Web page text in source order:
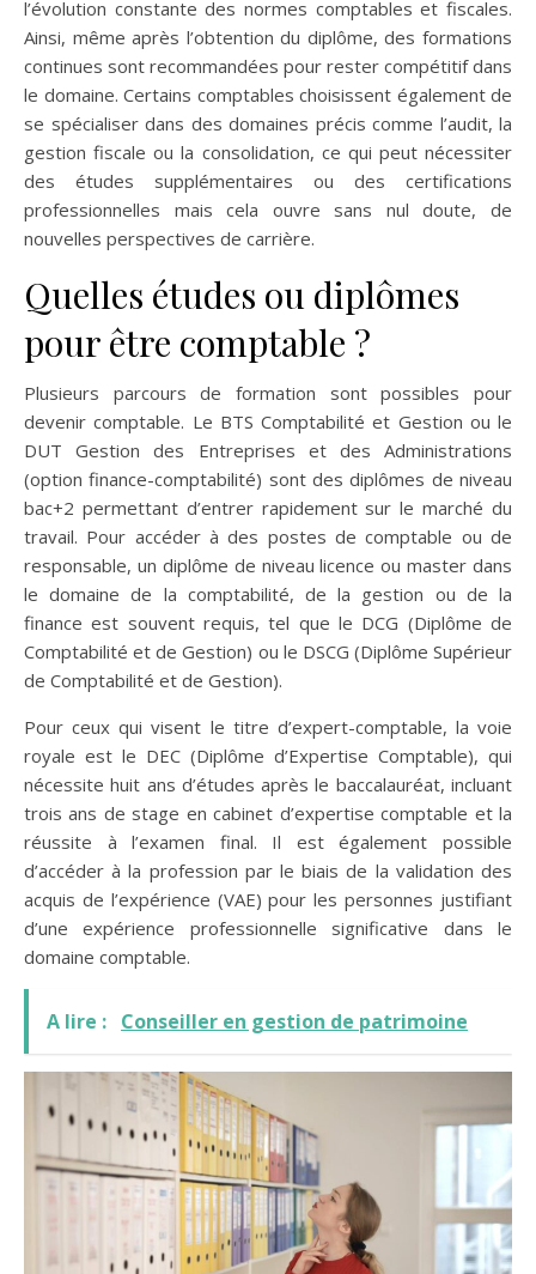
l’évolution constante des normes comptables et fiscales.
Ainsi, même après l’obtention du diplôme, des formations
continues sont recommandées pour rester compétitif dans
le domaine. Certains comptables choisissent également de
se spécialiser dans des domaines précis comme l’audit, la
gestion fiscale ou la consolidation, ce qui peut nécessiter
des études supplémentaires ou des certifications
professionnelles mais cela ouvre sans nul doute, de
nouvelles perspectives de carrière.
Quelles études ou diplômes
pour être comptable ?
Plusieurs parcours de formation sont possibles pour
devenir comptable. Le BTS Comptabilité et Gestion ou le
DUT Gestion des Entreprises et des Administrations
(option finance-comptabilité) sont des diplômes de niveau
bac+2 permettant d’entrer rapidement sur le marché du
travail. Pour accéder à des postes de comptable ou de
responsable, un diplôme de niveau licence ou master dans
le domaine de la comptabilité, de la gestion ou de la
finance est souvent requis, tel que le DCG (Diplôme de
Comptabilité et de Gestion) ou le DSCG (Diplôme Supérieur
de Comptabilité et de Gestion).
Pour ceux qui visent le titre d’expert-comptable, la voie
royale est le DEC (Diplôme d’Expertise Comptable), qui
nécessite huit ans d’études après le baccalauréat, incluant
trois ans de stage en cabinet d’expertise comptable et la
réussite à l’examen final. Il est également possible
d’accéder à la profession par le biais de la validation des
acquis de l’expérience (VAE) pour les personnes justifiant
d’une expérience professionnelle significative dans le
domaine comptable.
A lire : Conseiller en gestion de patrimoine